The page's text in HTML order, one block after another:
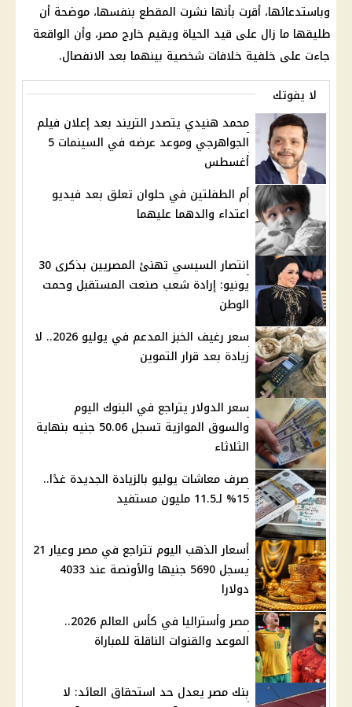
وباستدعائها، أقرت بأنها نشرت المقطع بنفسها، موضحة أن
طليقها ما زال على قيد الحياة ويقيم خارج مصر، وأن الواقعة
جاءت على خلفية خلافات شخصية بينهما بعد الانفصال.
لا يفوتك
محمد هنيدي يتصدر التريند بعد إعلان فيلم
الجواهرجي وموعد عرضه في السينمات 5
أغسطس
أم الطفلتين في حلوان تعلق بعد فيديو
اعتداء والدهما عليهما
انتصار السيسي تهنئ المصريين بذكرى 30
يونيو: إرادة شعب صنعت المستقبل وحمت
الوطن
سعر رغيف الخبز المدعم في يوليو 2026.. لا
زيادة بعد قرار التموين
سعر الدولار يتراجع في البنوك اليوم
والسوق الموازية تسجل 50.06 جنيه بنهاية
الثلاثاء
صرف معاشات يوليو بالزيادة الجديدة غدًا..
15% لـ11.5 مليون مستفيد
أسعار الذهب اليوم تتراجع في مصر وعيار 21
يسجل 5690 جنيها والأونصة عند 4033
دولارا
مصر وأستراليا في كأس العالم 2026..
الموعد والقنوات الناقلة للمباراة
بنك مصر يعدل حد استحقاق العائد: لا